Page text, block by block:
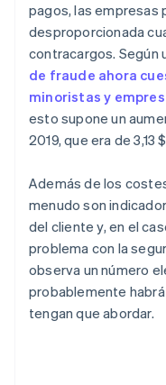
pagos, las empresas
desproporcionada
contracargos. Según
de fraude ahora
minoristas y
esto supone un
2019, que era de 3,13
Además de los
menudo son
del cliente y, en el
problema con la
observa un número
probablemente
tengan que abordar.